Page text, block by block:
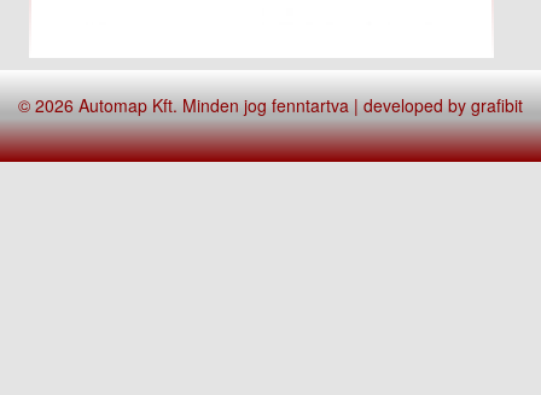
© 2026 Automap Kft. Minden jog fenntartva | developed bygrafibit